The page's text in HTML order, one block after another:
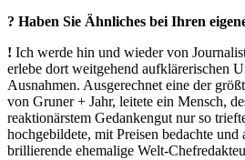
? Haben Sie Ähnliches bei Ihren
! Ich werde hin und wieder von
erlebe dort weitgehend aufklärerischen
Ausnahmen. Ausgerechnet eine der
von Gruner + Jahr, leitete ein Mensch,
reaktionärstem Gedankengut nur so
hochgebildete, mit Preisen bedachte
brillierende ehemalige Welt-